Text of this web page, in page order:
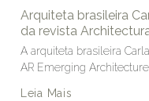
Arquiteta brasileira
da revista
A arquiteta brasileira
AR Emerging Architecture...
Leia Mais